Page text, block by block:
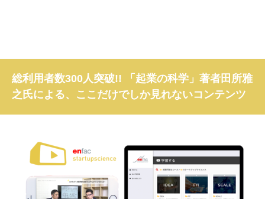
総利用者数300人突破!! 「起業の科学」著者田所雅
之氏による、ここだけでしか見れないコンテンツ